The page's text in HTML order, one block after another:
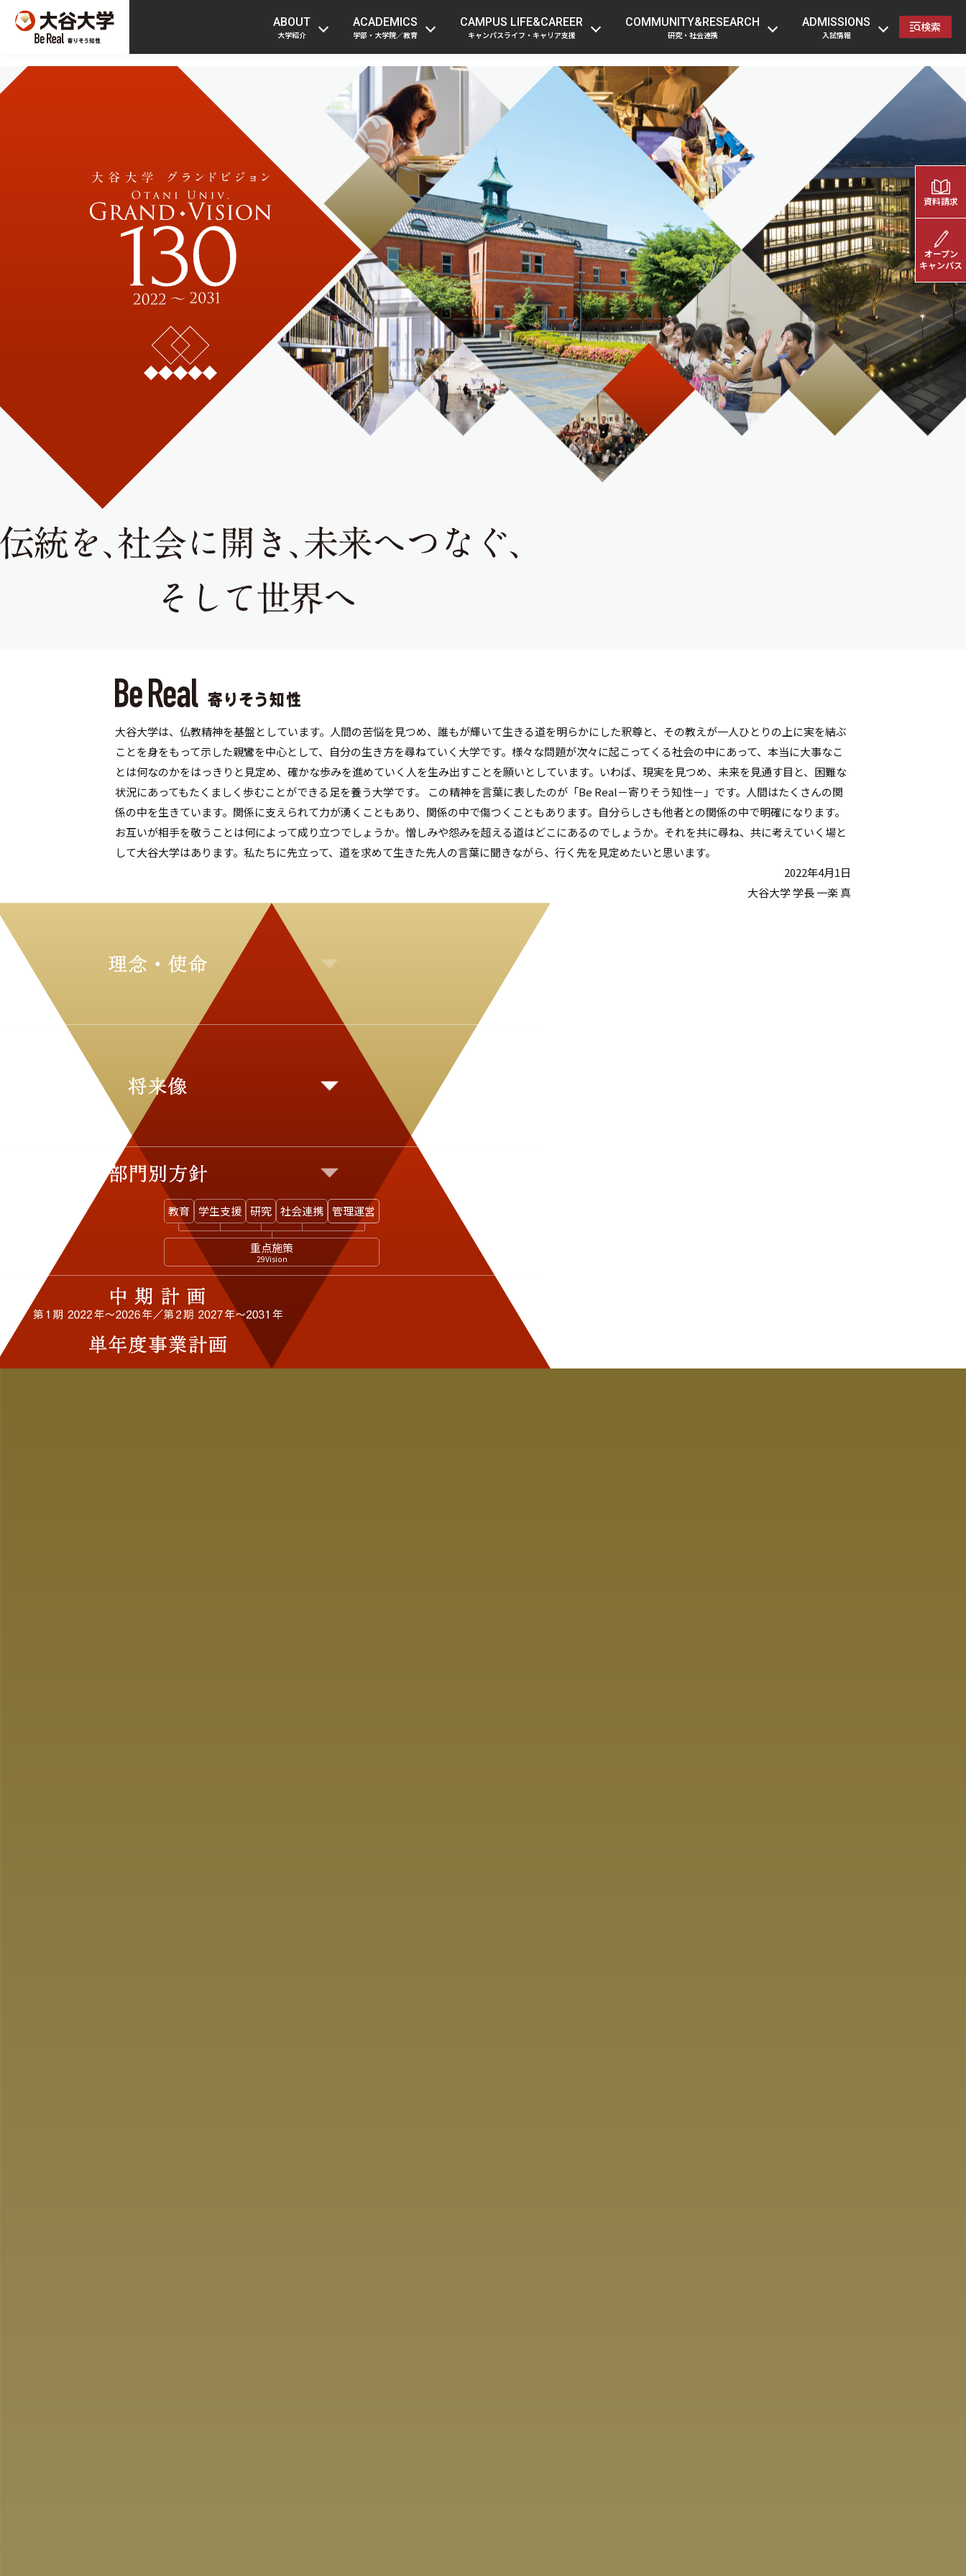
ABOUT
大学紹介
ACADEMICS
学部・大学院／教育
CAMPUS LIFE&CAREER
キャンパスライフ・キャリア支援
COMMUNITY&RESEARCH
研究・社会連携
ADMISSIONS
入試情報
検索
大谷大学は、仏教精神を基盤としています。人間の苦悩を見つめ、誰もが輝いて生きる道を明らかにした釈尊と、その教えが一人ひとりの上に実を結ぶ
ことを身をもって示した親鸞を中心として、自分の生き方を尋ねていく大学です。様々な問題が次々に起こってくる社会の中にあって、本当に大事なこ
とは何なのかをはっきりと見定め、確かな歩みを進めていく人を生み出すことを願いとしています。いわば、現実を見つめ、未来を見通す目と、困難な
状況にあってもたくましく歩むことができる足を養う大学です。 この精神を言葉に表したのが「Be Real－寄りそう知性－」です。人間はたくさんの関
係の中を生きています。関係に支えられて力が湧くこともあり、関係の中で傷つくこともあります。自分らしさも他者との関係の中で明確になります。
お互いが相手を敬うことは何によって成り立つでしょうか。憎しみや怨みを超える道はどこにあるのでしょうか。それを共に尋ね、共に考えていく場と
して大谷大学はあります。私たちに先立って、道を求めて生きた先人の言葉に聞きながら、行く先を見定めたいと思います。
2022年4月1日
大谷大学 学長 一楽 真
教育 学生支援 研究 社会連携 管理運営
重点施策
29Vision
資料請求
オープン
キャンパス